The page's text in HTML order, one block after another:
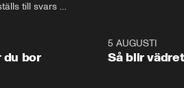
till svars
och Makten.
1:06
du bor
5 AUGUSTI
Så blir